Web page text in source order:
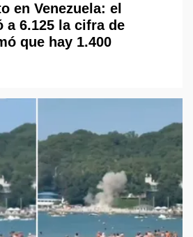
en Venezuela: el
a 6.125 la cifra de
que hay 1.400